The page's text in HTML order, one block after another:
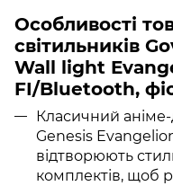
Особливості
світильників
Wall light
FI/Bluetooth,
Класичний
Genesis
відтворюють
комплектів, щоб